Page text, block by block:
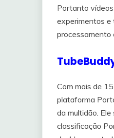
Portanto
experimentos e
processamento
Com mais de
plataforma
da multidão.
classificação